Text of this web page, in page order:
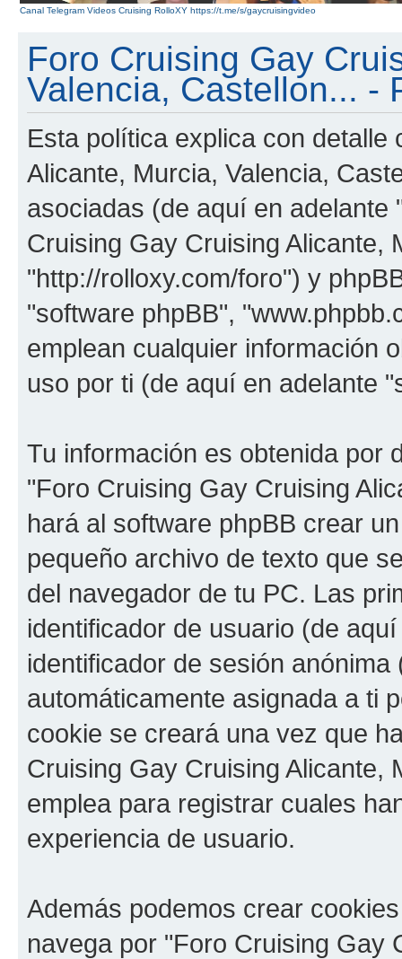
Canal Telegram Videos Cruising RolloXY https://t.me/s/gaycruisingvideo
Foro Cruising Gay
Valencia, Castellon... -
Esta política explica con
Alicante, Murcia, Valencia,
asociadas (de aquí en
Cruising Gay Cruising Alicante,
"http://rolloxy.com/foro") y
"software phpBB",
emplean cualquier información
uso por ti (de aquí en adelante
Tu información es obtenida por
"Foro Cruising Gay Cruising
hará al software phpBB crear
pequeño archivo de texto que
del navegador de tu PC. Las
identificador de usuario (de
identificador de sesión
automáticamente asignada a ti
cookie se creará una vez que
Cruising Gay Cruising Alicante,
emplea para registrar cuales
experiencia de usuario.
Además podemos crear
navega por "Foro Cruising Gay